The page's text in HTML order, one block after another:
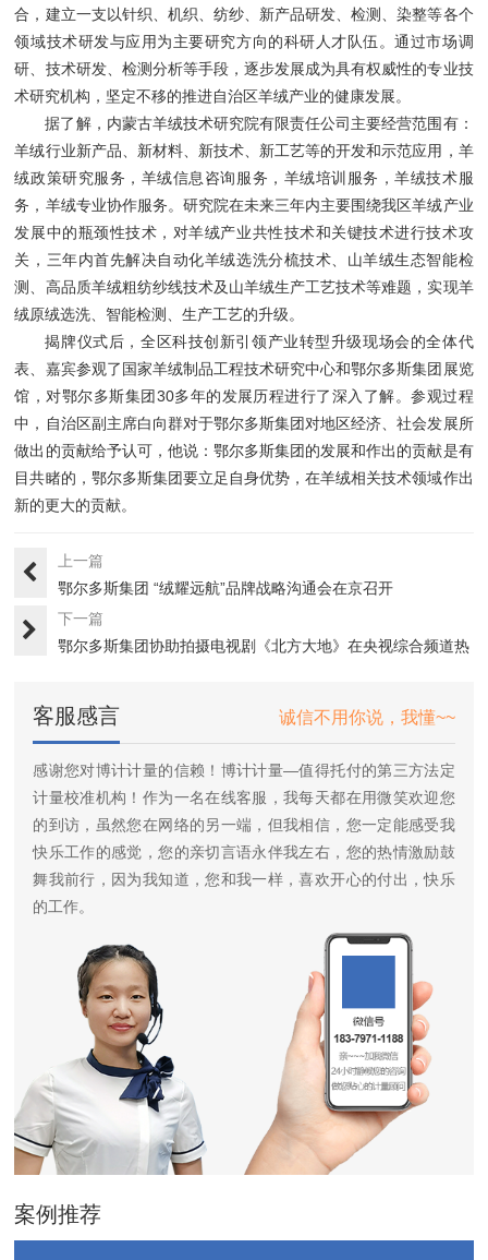
合，建立一支以针织、机织、纺纱、新产品研发、检测、染整等各个
领域技术研发与应用为主要研究方向的科研人才队伍。通过市场调
研、技术研发、检测分析等手段，逐步发展成为具有权威性的专业技
术研究机构，坚定不移的推进自治区羊绒产业的健康发展。
据了解，内蒙古羊绒技术研究院有限责任公司主要经营范围有：
羊绒行业新产品、新材料、新技术、新工艺等的开发和示范应用，羊
绒政策研究服务，羊绒信息咨询服务，羊绒培训服务，羊绒技术服
务，羊绒专业协作服务。研究院在未来三年内主要围绕我区羊绒产业
发展中的瓶颈性技术，对羊绒产业共性技术和关键技术进行技术攻
关，三年内首先解决自动化羊绒选洗分梳技术、山羊绒生态智能检
测、高品质羊绒粗纺纱线技术及山羊绒生产工艺技术等难题，实现羊
绒原绒选洗、智能检测、生产工艺的升级。
揭牌仪式后，全区科技创新引领产业转型升级现场会的全体代
表、嘉宾参观了国家羊绒制品工程技术研究中心和鄂尔多斯集团展览
馆，对鄂尔多斯集团30多年的发展历程进行了深入了解。参观过程
中，自治区副主席白向群对于鄂尔多斯集团对地区经济、社会发展所
做出的贡献给予认可，他说：鄂尔多斯集团的发展和作出的贡献是有
目共睹的，鄂尔多斯集团要立足自身优势，在羊绒相关技术领域作出
新的更大的贡献。
上一篇
鄂尔多斯集团 “绒耀远航”品牌战略沟通会在京召开
下一篇
鄂尔多斯集团协助拍摄电视剧《北方大地》在央视综合频道热
客服感言 诚信不用你说，我懂~~
感谢您对博计计量的信赖！博计计量—值得托付的第三方法定
计量校准机构！作为一名在线客服，我每天都在用微笑欢迎您
的到访，虽然您在网络的另一端，但我相信，您一定能感受我
快乐工作的感觉，您的亲切言语永伴我左右，您的热情激励鼓
舞我前行，因为我知道，您和我一样，喜欢开心的付出，快乐
的工作。
案例推荐